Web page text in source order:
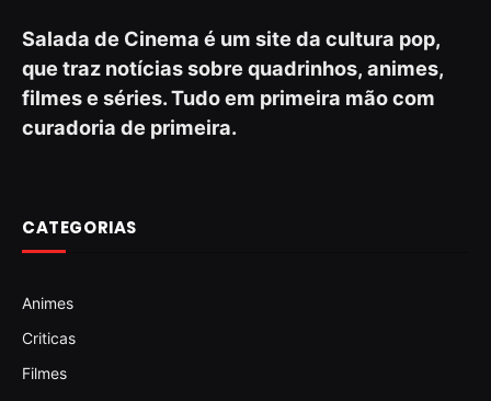
Salada de Cinema é um site da cultura pop,
que traz notícias sobre quadrinhos, animes,
filmes e séries. Tudo em primeira mão com
curadoria de primeira.
CATEGORIAS
Animes
Criticas
Filmes